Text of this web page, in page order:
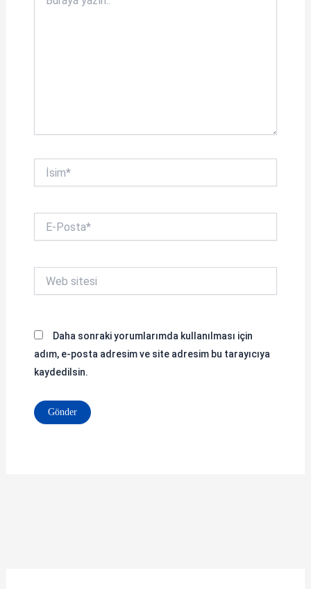
yazın..
İsim*
Posta*
sitesi
Daha sonraki yorumlarımda kullanılması için
adım, e-posta adresim ve site adresim bu tarayıcıya
kaydedilsin.